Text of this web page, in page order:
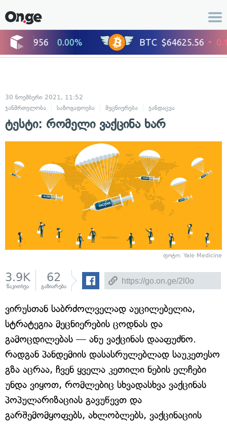
30 ნოემბერი 2021, 11:52
ჯანმრთელობა
საზოგადოება მეცნიერება ჯანდაცვა
ტესტი: რომელი ვაქცინა ხარ
ფოტო: Yale Medicine
3.9K
წაკითხვა
62
გაზიარება
ვირუსთან საბრძოლველად აუცილებელია,
სტრატეგია მეცნიერების ცოდნას და
გამოცდილებას — ანუ ვაქცინას დააფუძნო.
რადგან პანდემიის დასასრულებლად საუკეთესო
გზა აცრაა, ჩვენ ყველა კეთილი ნების ელჩები
უნდა ვიყოთ, რომლებიც სხვადასხვა ვაქცინას
პოპულარიზაციას გავუწევთ და
გარშემომყოფებს, ახლობლებს, ვაქცინაციის